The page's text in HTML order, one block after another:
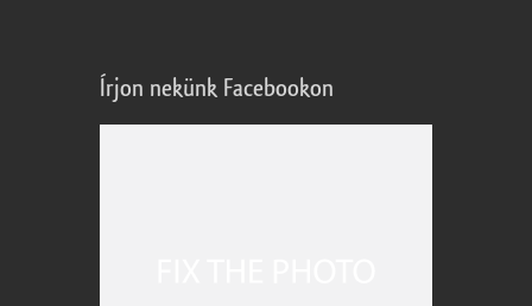
Írjon nekünk Facebookon